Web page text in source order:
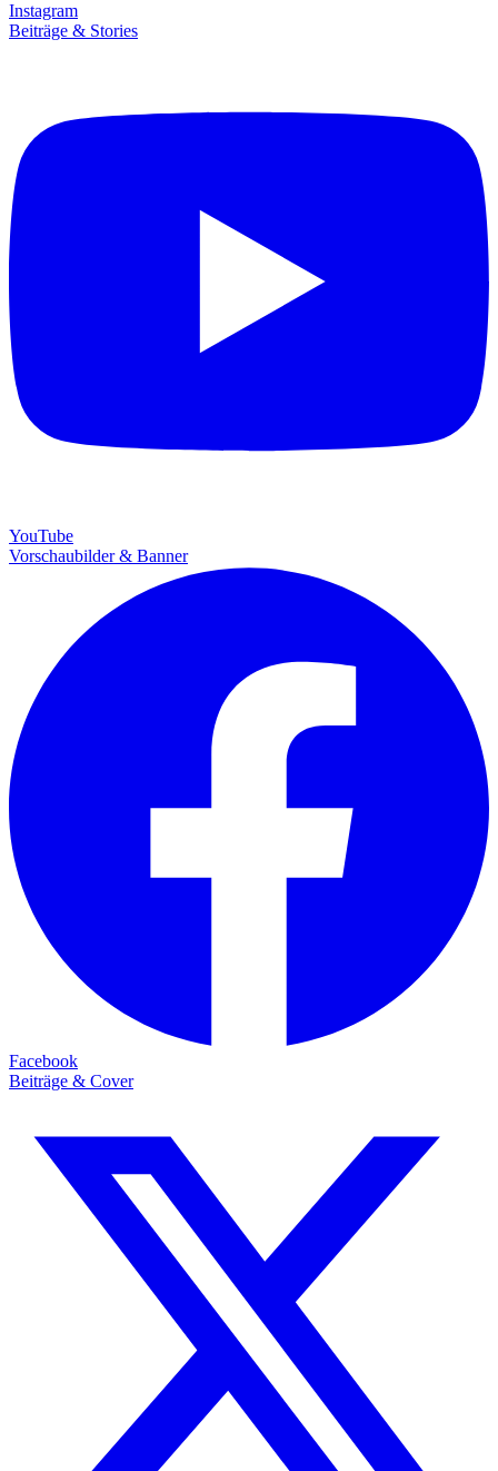
Instagram
Beiträge & Stories
YouTube
Vorschaubilder & Banner
Facebook
Beiträge & Cover